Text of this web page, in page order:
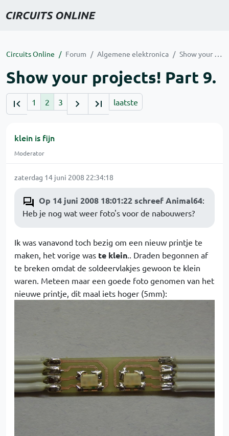
Circuits Online Forum Algemene elektronica Show your projects! Part 9.
Show your projects! Part 9.
1 2 3 laatste
klein is fijn
Moderator
zaterdag 14 juni 2008 22:34:18
Op 14 juni 2008 18:01:22 schreef Animal64:
Heb je nog wat weer foto's voor de nabouwers?
Ik was vanavond toch bezig om een nieuw printje te
maken, het vorige was te klein.. Draden begonnen af
te breken omdat de soldeervlakjes gewoon te klein
waren. Meteen maar een goede foto genomen van het
nieuwe printje, dit maal iets hoger (5mm):